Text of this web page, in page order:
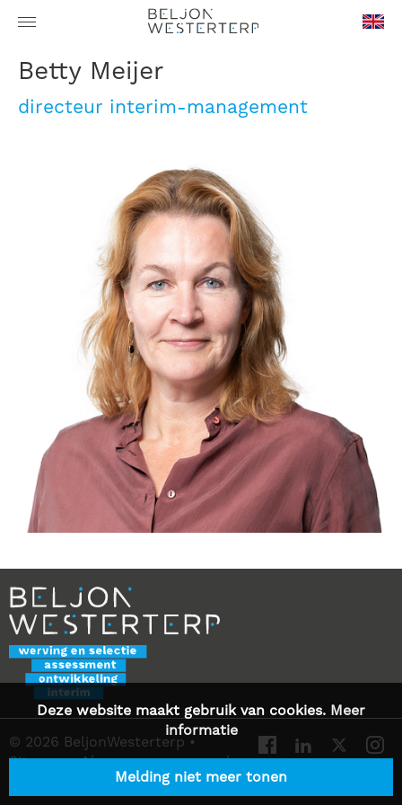
Deze website maakt gebruik van cookies. Meer
informatie
Melding niet meer tonen
Betty Meijer
directeur interim-management
© 2026 BeljonWesterterp •
Sitemap• Algemene voorwaarden
Privacy Statement• Contact